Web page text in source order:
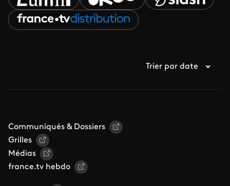
Trier par date
Communiqués & Dossiers
Grilles
Médias
france.tv hebdo